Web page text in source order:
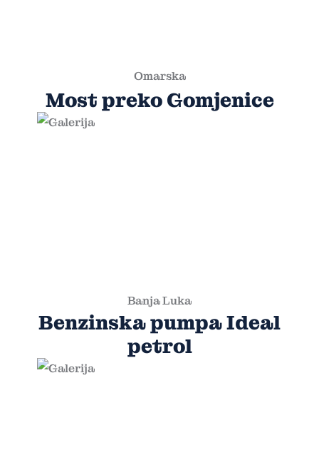
Omarska
Most preko Gomjenice
Banja Luka
Benzinska pumpa Ideal
petrol